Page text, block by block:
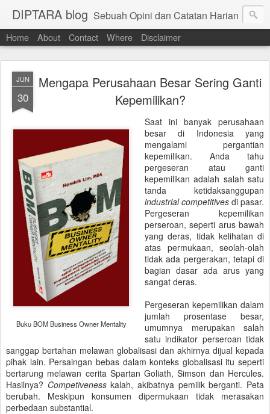
DIPTARA blog Sebuah Opini dan Catatan Harian
Home About Contact Where Disclaimer
JUN
30
Mengapa Perusahaan Besar Sering Ganti
Kepemilikan?
Buku BOM Business Owner Mentality
Saat ini banyak perusahaan
besar di Indonesia yang
mengalami pergantian
kepemilikan. Anda tahu
pergeseran atau ganti
kepemilikan adalah salah satu
tanda ketidaksanggupan
industrial competitives di pasar.
Pergeseran kepemilikan
perseroan, seperti arus bawah
yang deras, tidak kelihatan di
atas permukaan, seolah-olah
tidak ada pergerakan, tetapi di
bagian dasar ada arus yang
sangat deras.
Pergeseran kepemilikan dalam
jumlah prosentase besar,
umumnya merupakan salah
satu indikator perseroan tidak
sanggap bertahan melawan globalisasi dan akhirnya dijual kepada
pihak lain. Persaingan bebas dalam konteks globalisasi itu seperti
bertarung melawan cerita Spartan Goliath, Simson dan Hercules.
Hasilnya? Competivenesskalah, akibatnya pemilik berganti. Peta
berubah. Meskipun konsumen dipermukaan tidak merasakan
perbedaan substantial.